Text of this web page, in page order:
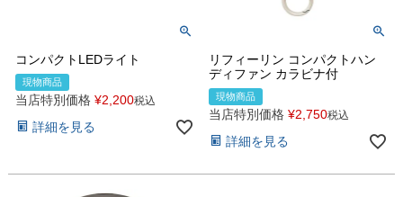
コンパクトLEDライト
現物商品
当店特別価格 ¥2,200税込
詳細を見る
リフィーリン コンパクトハン
ディファン カラビナ付
現物商品
当店特別価格 ¥2,750税込
詳細を見る